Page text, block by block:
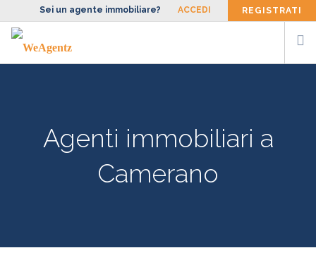
Sei un agente immobiliare? ACCEDI REGISTRATI
FACCIAMOAgenti immobiliari a
Camerano